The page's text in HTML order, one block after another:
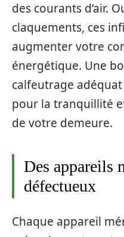
des courants d’air.
claquements, ces
augmenter votre
énergétique. Une
calfeutrage
pour la tranquillité
de votre demeure.
Des appareils
défectueux
Chaque appareil